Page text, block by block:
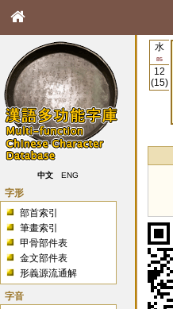
中文 ENG
字形
部首索引
筆畫索引
甲骨部件表
金文部件表
形義源流通解
字音
水
85
12
(15)